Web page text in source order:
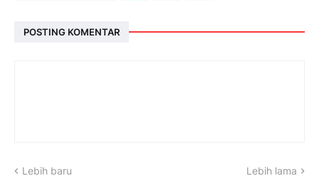
POSTING KOMENTAR
Lebih baru Lebih lama